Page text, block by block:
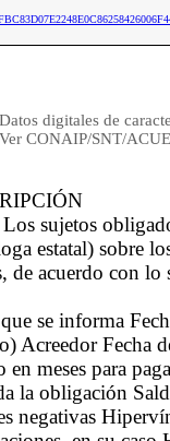
Datos digitales de
Ver CONAIP/SNT/
sujetos
estatal) sobre
de acuerdo con
se informa
Acreedor Fecha
en meses para
la obligación
negativas